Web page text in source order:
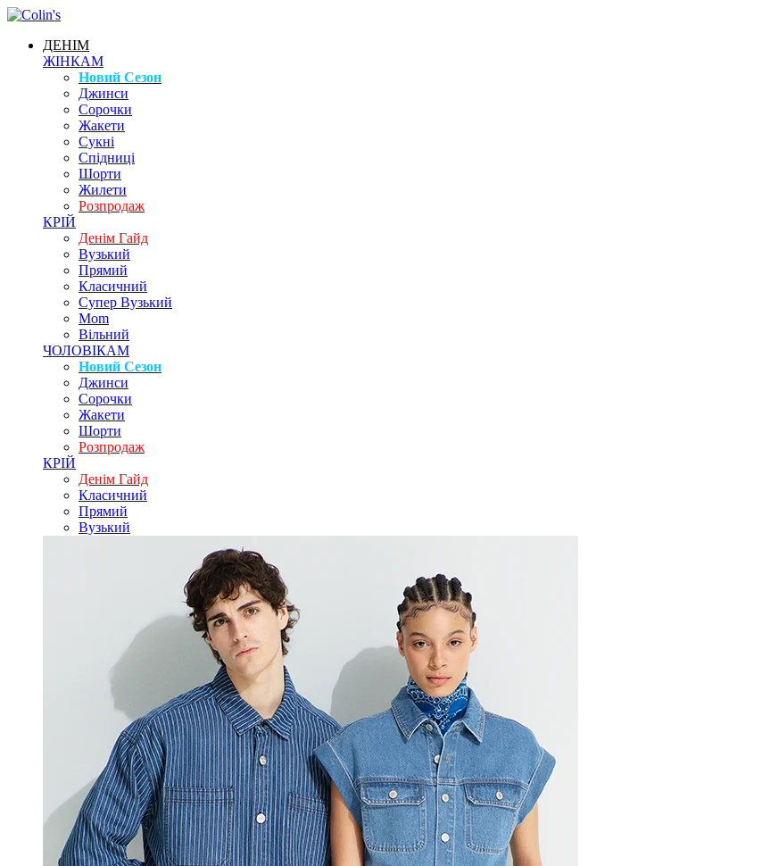
ДЕНІМ
ЖІНКАМ
Новий Сезон
Джинси
Сорочки
Жакети
Сукні
Спідниці
Шорти
Жилети
Розпродаж
КРІЙ
Денім Гайд
Вузький
Прямий
Класичний
Супер Вузький
Mom
Вільний
ЧОЛОВІКАМ
Новий Сезон
Джинси
Сорочки
Жакети
Шорти
Розпродаж
КРІЙ
Денім Гайд
Класичний
Прямий
Вузький